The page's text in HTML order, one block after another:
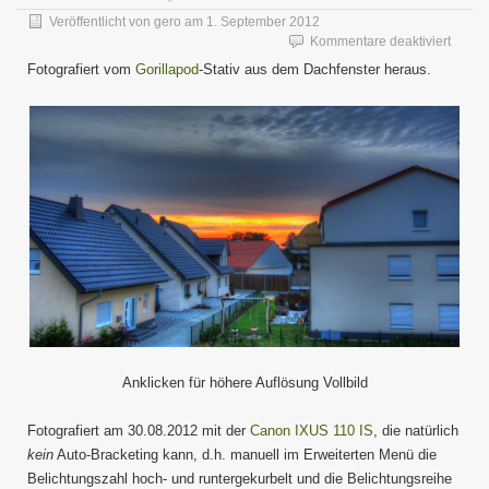
Veröffentlicht von gero am 1. September 2012
Kommentare deaktiviertfür
Fotografiert vom Gorillapod-Stativ aus dem Dachfenster heraus.
Anklicken für höhere Auflösung Vollbild
Fotografiert am 30.08.2012 mit der Canon IXUS 110 IS, die natürlich
kein Auto-Bracketing kann, d.h. manuell im Erweiterten Menü die
Belichtungszahl hoch- und runtergekurbelt und die Belichtungsreihe